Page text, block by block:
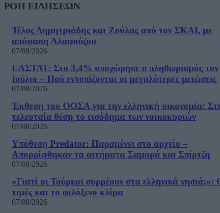
ΡΟΗ ΕΙΔΗΣΕΩΝ
Τέλος Δημητριάδης και Ζούλας από τον ΣΚΑΙ, με
απόφαση Αλαφούζου
07/08/2026
ΕΛΣΤΑΤ: Στο 3,4% υποχώρησε ο πληθωρισμός τον
Ιούλιο – Πού εντοπίζονται οι μεγαλύτερες μειώσεις
07/08/2026
Έκθεση του ΟΟΣΑ για την ελληνική οικονομία:
τελευταία θέση το εισόδημα των νοικοκυριών
07/08/2026
Υπόθεση Predator: Παραμένει στο αρχείο –
Απορρίφθηκαν τα αιτήματα Σαμαρά και Σπίρτζη
07/08/2026
«Γιατί οι Τούρκοι συρρέουν στα ελληνικά νησιά;»:
τιμές και το φιλόξενο κλίμα
07/08/2026